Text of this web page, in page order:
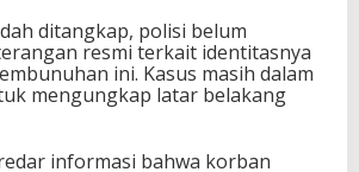
ditangkap, polisi belum
resmi terkait identitasnya
ini. Kasus masih dalam
mengungkap latar belakang
informasi bahwa korban